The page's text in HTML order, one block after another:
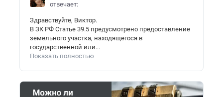
отвечает:
Здравствуйте, Виктор.
В ЗК РФ Статье 39.5 предусмотрено предоставление
земельного участка, находящегося в
государственной или...
Показать полностью